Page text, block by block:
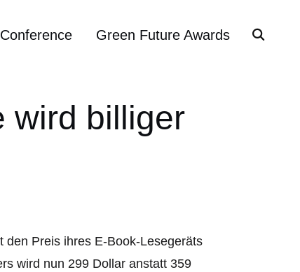
Green Future Awards
wird billiger
den Preis ihres E-Book-Lesegeräts
wird nun 299 Dollar anstatt 359